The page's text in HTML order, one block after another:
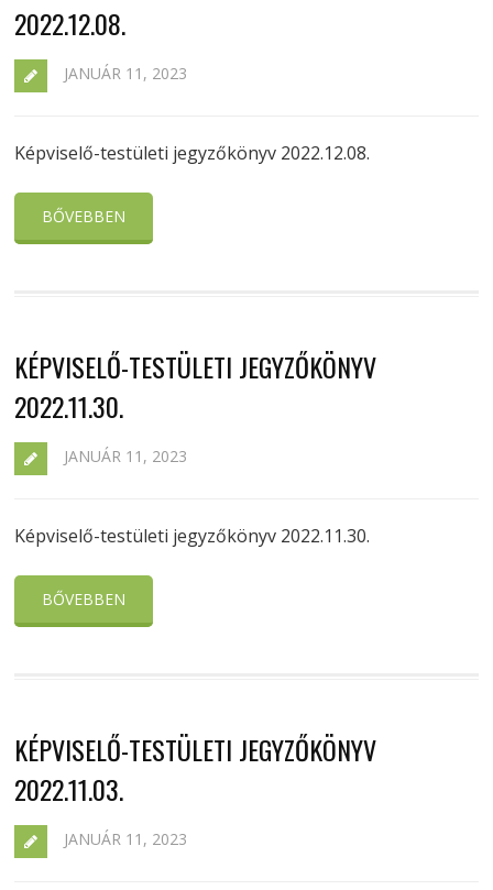
2022.12.08.
JANUÁR 11, 2023
Képviselő-testületi jegyzőkönyv 2022.12.08.
BŐVEBBEN
KÉPVISELŐ-TESTÜLETI JEGYZŐKÖNYV
2022.11.30.
JANUÁR 11, 2023
Képviselő-testületi jegyzőkönyv 2022.11.30.
BŐVEBBEN
KÉPVISELŐ-TESTÜLETI JEGYZŐKÖNYV
2022.11.03.
JANUÁR 11, 2023